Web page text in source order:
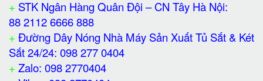
+ STK Ngân Hàng Quân Đội – CN Tây Hà Nội:
88 2112 6666 888
+ Đường Dây Nóng Nhà Máy Sản Xuất Tủ Sắt & Két
Sắt 24/24: 098 277 0404
+ Zalo: 098 2770404